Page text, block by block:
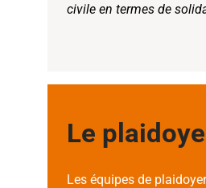
civile en termes de
Le
Les équipes de